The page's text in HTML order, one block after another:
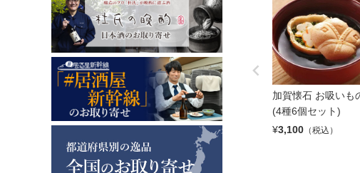
加賀懐石 お吸いも
(4種6個セット)
¥3,100 （税込）